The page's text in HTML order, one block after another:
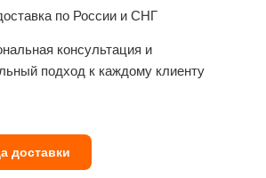
по России и СНГ
консультация и
подход к каждому клиенту
доставки